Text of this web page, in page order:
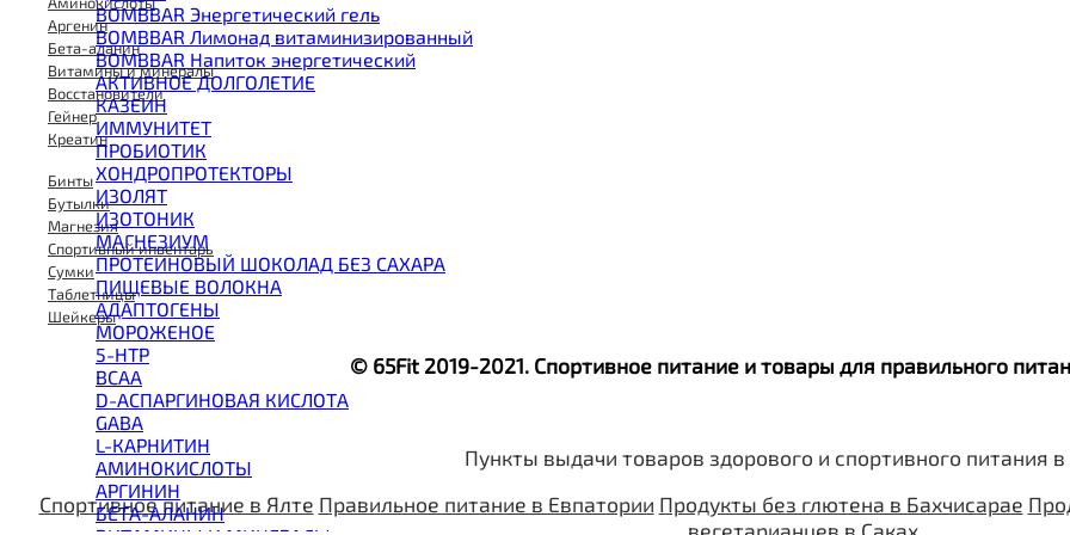
BOMBBAR Энергетический гель
BOMBBAR Лимонад витаминизированный
BOMBBAR Напиток энергетический
АКТИВНОЕ ДОЛГОЛЕТИЕ
КАЗЕИН
ИММУНИТЕТ
ПРОБИОТИК
ХОНДРОПРОТЕКТОРЫ
ИЗОЛЯТ
ИЗОТОНИК
МАГНЕЗИУМ
ПРОТЕИНОВЫЙ ШОКОЛАД БЕЗ САХАРА
ПИЩЕВЫЕ ВОЛОКНА
АДАПТОГЕНЫ
МОРОЖЕНОЕ
5-HTP
BCAA
D-АСПАРГИНОВАЯ КИСЛОТА
GABA
L-КАРНИТИН
АМИНОКИСЛОТЫ
АРГИНИН
БЕТА-АЛАНИН
Аргенин
Бета-аланин
Витамины и минералы
Восстановители
Гейнер
Креатин
Бинты
Бутылки
Магнезия
Спортивный инвентарь
Сумки
Таблетницы
Шейкеры
© 65Fit 2019-2021. Спортивное питание и товары для правильного
Пункты выдачи товаров здорового и спортивного питания
Спортивное питание в Ялте Правильное питание в Евпатории Продукты без глютена в Бахчисарае